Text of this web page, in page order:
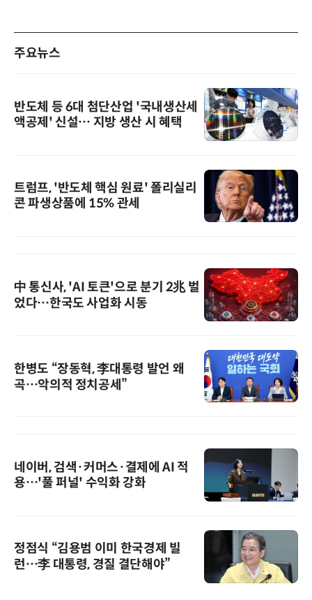
주요뉴스
반도체 등 6대 첨단산업 '국내생산세
액공제' 신설… 지방 생산 시 혜택
트럼프, '반도체 핵심 원료' 폴리실리
콘 파생상품에 15% 관세
中 통신사, 'AI 토큰'으로 분기 2兆 벌
었다…한국도 사업화 시동
한병도 “장동혁, 李대통령 발언 왜
곡…악의적 정치공세”
네이버, 검색·커머스·결제에 AI 적
용…'풀 퍼널' 수익화 강화
정점식 “김용범 이미 한국경제 빌
런…李 대통령, 경질 결단해야”